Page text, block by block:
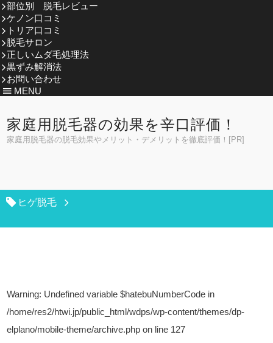
部位別 脱毛レビュー
ケノン口コミ
トリア口コミ
脱毛サロン
正しいムダ毛処理法
黒ずみ解消法
お問い合わせ
MENU
家庭用脱毛器の効果を辛口評価！
家庭用脱毛器の脱毛効果やメリット・デメリットを徹底評価！[PR]
ヒゲ脱毛
Warning: Undefined variable $hatebuNumberCode in
/home/res2/htwi.jp/public_html/wdps/wp-content/themes/dp-
elplano/mobile-theme/archive.php on line 127